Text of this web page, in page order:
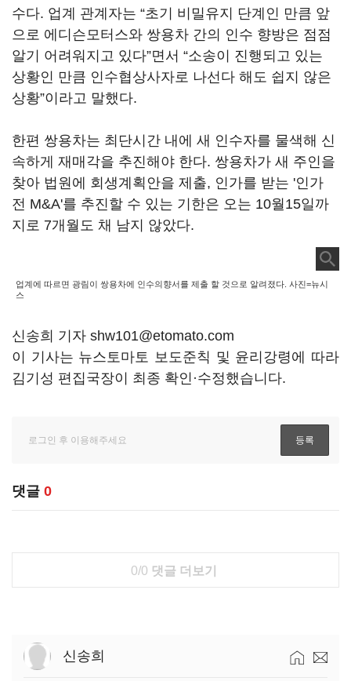
수다. 업계 관계자는 “초기 비밀유지 단계인 만큼 앞
으로 에디슨모터스와 쌍용차 간의 인수 향방은 점점
알기 어려워지고 있다”면서 “소송이 진행되고 있는
상황인 만큼 인수협상사자로 나선다 해도 쉽지 않은
상황”이라고 말했다.
한편 쌍용차는 최단시간 내에 새 인수자를 물색해 신
속하게 재매각을 추진해야 한다. 쌍용차가 새 주인을
찾아 법원에 회생계획안을 제출, 인가를 받는 '인가
전 M&A'를 추진할 수 있는 기한은 오는 10월15일까
지로 7개월도 채 남지 않았다.
업계에 따르면 광림이 쌍용차에 인수의향서를 제출 할 것으로 알려졌다. 사진=뉴시
스
신송희 기자 shw101@etomato.com
이 기사는 뉴스토마토 보도준칙 및 윤리강령에 따라
김기성 편집국장이 최종 확인·수정했습니다.
댓글 0
0/0 댓글 더보기
신송희